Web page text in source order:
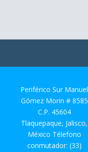
Periférico Sur Manuel
Gómez Morin # 8585
C.P. 45604
Tlaquepaque, Jalisco,
México Télefono
conmutador: (33)